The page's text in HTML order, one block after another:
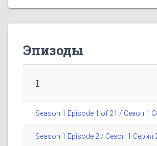
Эпизоды
1
Season 1 Episode 1 of 21 / Сезон 1
Season 1 Episode 2 / Сезон 1 Серия